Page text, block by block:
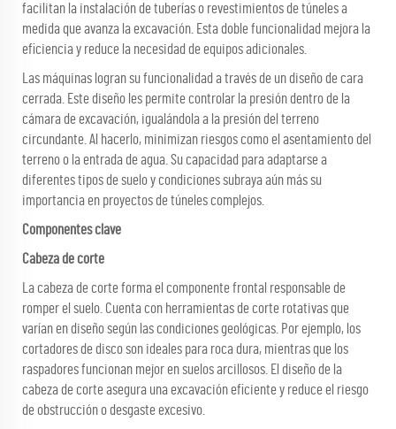
facilitan la instalación de tuberías o revestimientos de túneles a
medida que avanza la excavación. Esta doble funcionalidad mejora la
eficiencia y reduce la necesidad de equipos adicionales.
Las máquinas logran su funcionalidad a través de un diseño de cara
cerrada. Este diseño les permite controlar la presión dentro de la
cámara de excavación, igualándola a la presión del terreno
circundante. Al hacerlo, minimizan riesgos como el asentamiento del
terreno o la entrada de agua. Su capacidad para adaptarse a
diferentes tipos de suelo y condiciones subraya aún más su
importancia en proyectos de túneles complejos.
Componentes clave
Cabeza de corte
La cabeza de corte forma el componente frontal responsable de
romper el suelo. Cuenta con herramientas de corte rotativas que
varían en diseño según las condiciones geológicas. Por ejemplo, los
cortadores de disco son ideales para roca dura, mientras que los
raspadores funcionan mejor en suelos arcillosos. El diseño de la
cabeza de corte asegura una excavación eficiente y reduce el riesgo
de obstrucción o desgaste excesivo.